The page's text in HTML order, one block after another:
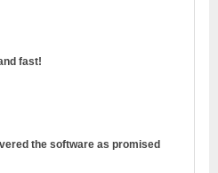
fast!
the software as promised